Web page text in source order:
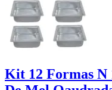
Kit 12 Formas N